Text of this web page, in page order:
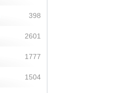
398
2601
1777
1504